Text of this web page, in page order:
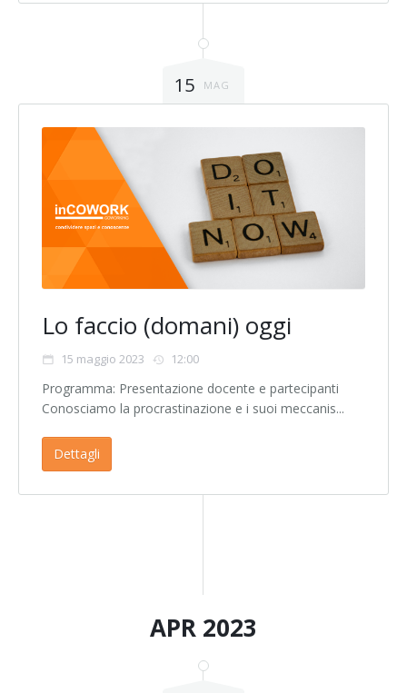
15 MAG
Lo faccio (domani) oggi
15 maggio 2023 12:00
Programma: Presentazione docente e partecipanti
Conosciamo la procrastinazione e i suoi meccanis...
Dettagli
APR 2023